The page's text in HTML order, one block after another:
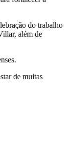
do trabalho
além de
de muitas